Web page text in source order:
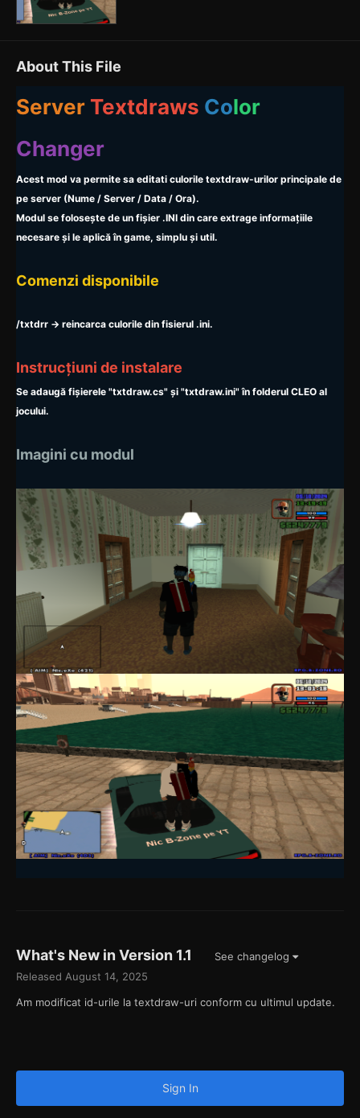
About This File
Server Textdraws Color
Changer
Acest mod va permite sa editati culorile textdraw-urilor principale de
pe server (Nume / Server / Data / Ora).
Modul se folosește de un fișier .INI din care extrage informațiile
necesare și le aplică în game, simplu și util.
Comenzi disponibile
/txtdrr -> reincarca culorile din fisierul .ini.
Instrucțiuni de instalare
Se adaugă fișierele "txtdraw.cs" și "txtdraw.ini" în folderul CLEO al
jocului.
Imagini cu modul
What's New in Version 1.1
See changelog
Released August 14, 2025
Am modificat id-urile la textdraw-uri conform cu ultimul update.
Sign In